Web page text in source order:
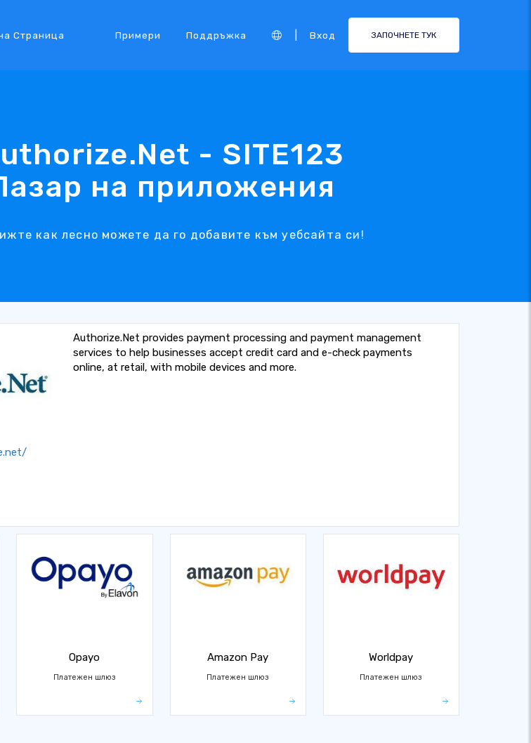
Страница Примери Поддръжка Вход ЗАПОЧНЕТЕ ТУК
- SITE123
на приложения
как лесно можете да го добавите към уебсайта си!
Authorize.Net provides payment processing and payment management
services to help businesses accept credit card and e-check payments
online, at retail, with mobile devices and more.
Opayo
Платежен шлюз
Amazon Pay
Платежен шлюз
Worldpay
Платежен шлюз